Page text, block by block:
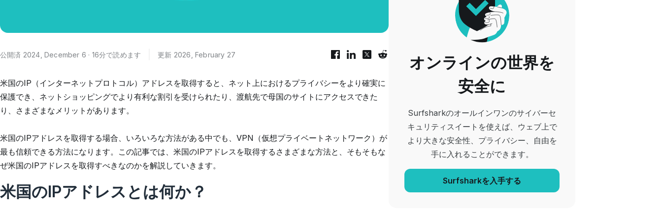
公開済 2024, December 6 · 16分で読めます 更新 2026, February 27
米国のIP（インターネットプロトコル）アドレスを取得すると、ネット上におけるプライバシーをより確実に
保護でき、ネットショッピングでより有利な割引を受けられたり、渡航先で母国のサイトにアクセスできた
り、さまざまなメリットがあります。
米国のIPアドレスを取得する場合、いろいろな方法がある中でも、VPN（仮想プライベートネットワーク）が
最も信頼できる方法になります。この記事では、米国のIPアドレスを取得するさまざまな方法と、そもそもな
ぜ米国のIPアドレスを取得すべきなのかを解説していきます。
米国のIPアドレスとは何か？
オンラインの世界を
安全に
Surfsharkのオールインワンのサイバーセ
キュリティスイートを使えば、ウェブ上で
より大きな安全性、プライバシー、自由を
手に入れることができます。
Surfsharkを入手する